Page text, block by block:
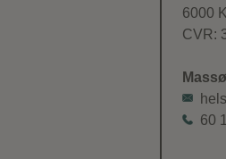
6000
CVR:
60